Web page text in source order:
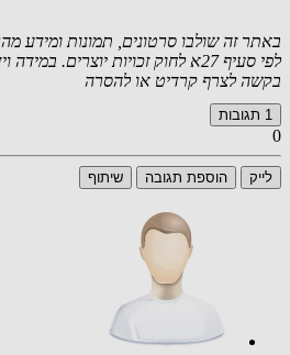
באתר זה שולבו סרטונים, תמונות ומידע
לפי סעיף 27א לחוק זכויות יוצרים. במידה וידוע מי צילם
בקשה לצרף קרדיט או להסרה
1 תגובות
0
לייק הוספת תגובה שיתוף